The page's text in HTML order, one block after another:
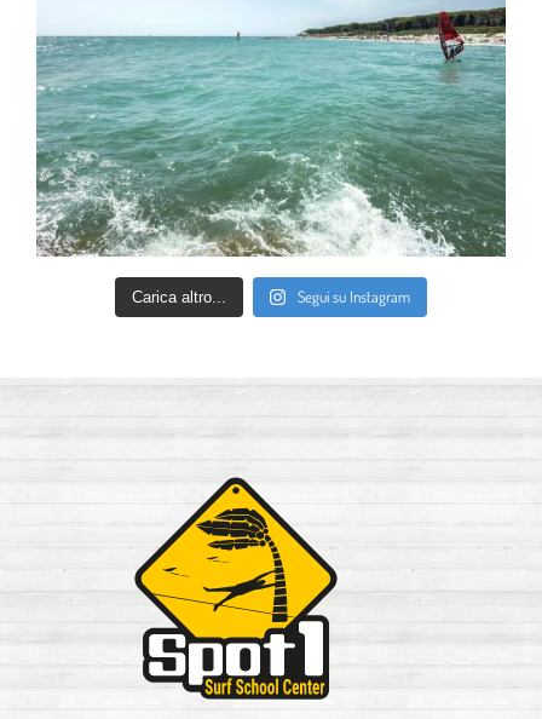
Carica altro... Segui su Instagram